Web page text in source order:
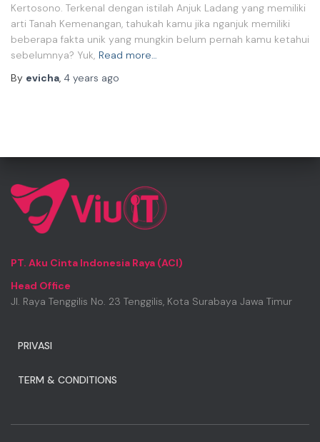
Kertosono. Terkenal dengan istilah Anjuk Ladang yang memiliki
arti Tanah Kemenangan, tahukah kamu jika nganjuk memiliki
beberapa fakta unik yang mungkin belum pernah kamu ketahui
sebelumnya? Yuk, Read more…
By evicha, 4 years ago
PT. Aku Cinta Indonesia Raya (ACI)
Head Office
Jl. Raya Tenggilis No. 23 Tenggilis, Kota Surabaya Jawa Timur
PRIVASI
TERM & CONDITIONS